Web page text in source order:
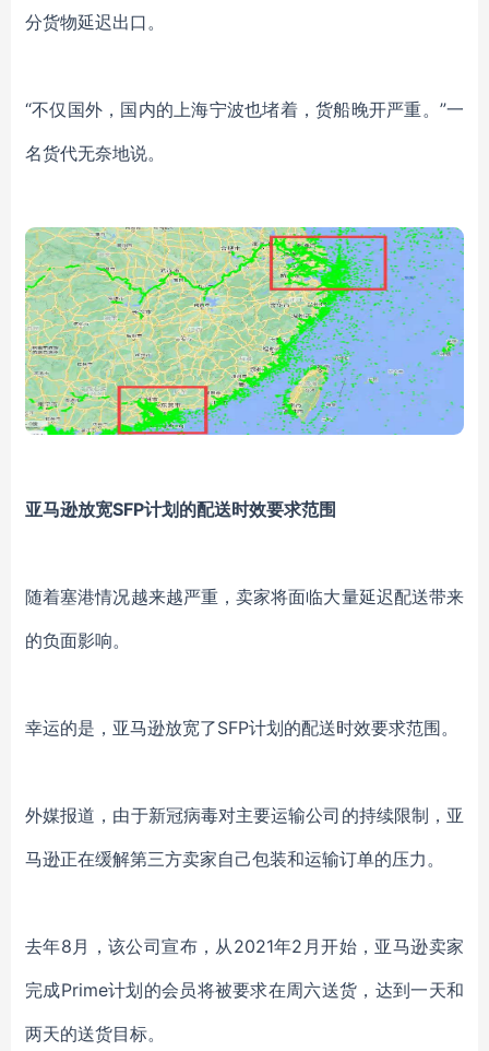
分货物延迟出口。
“不仅国外，国内的上海宁波也堵着，货船晚开严重。”一
名货代无奈地说。
亚马逊放宽SFP计划的配送时效要求范围
随着塞港情况越来越严重，卖家将面临大量延迟配送带来
的负面影响。
幸运的是，亚马逊放宽了SFP计划的配送时效要求范围。
外媒报道，由于新冠病毒对主要运输公司的持续限制，亚
马逊正在缓解第三方卖家自己包装和运输订单的压力。
去年8月，该公司宣布，从2021年2月开始，亚马逊卖家
完成Prime计划的会员将被要求在周六送货，达到一天和
两天的送货目标。